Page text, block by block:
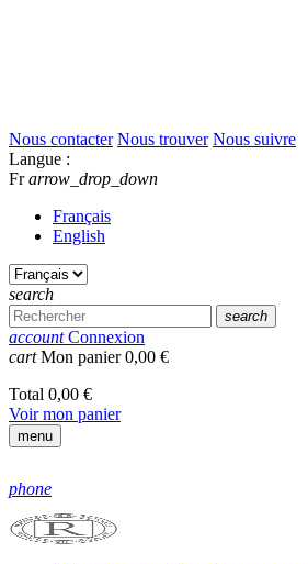
Nous contacter Nous trouver Nous suivre
Langue :
Fr arrow_drop_down
Français
English
search
search
account Connexion
cart Mon panier0,00 €
Total 0,00 €
Voir mon panier
menu
phone